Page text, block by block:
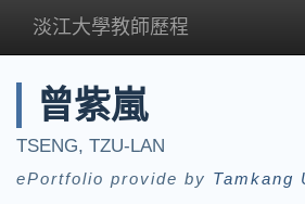
淡江大學教師歷程
曾紫嵐
TSENG, TZU-LAN
ePortfolio provide by Tamkang